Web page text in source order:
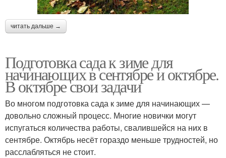
читать дальше →
Подготовка сада к зиме для
начинающих в сентябре и октябре.
В октябре свои задачи
Во многом подготовка сада к зиме для начинающих —
довольно сложный процесс. Многие новички могут
испугаться количества работы, свалившейся на них в
сентябре. Октябрь несёт гораздо меньше трудностей, но
расслабляться не стоит.